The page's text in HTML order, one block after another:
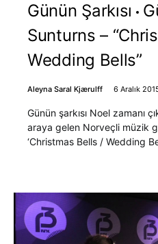
Günün Şarkısı
Sunturns –
Wedding Bells”
Aleyna Saral Kjærulff 6 Aralık
Günün şarkısı Noel zamanı
araya gelen Norveçli müzik
‘Christmas Bells / Wedding